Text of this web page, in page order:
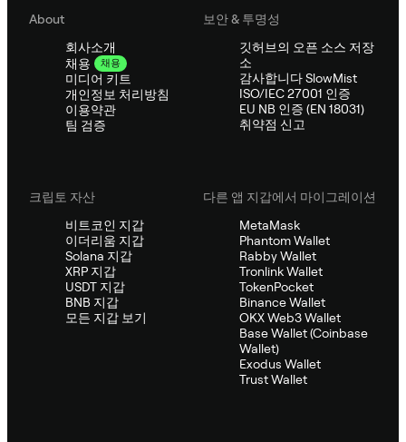
About
회사소개
채용
채용
미디어 키트
개인정보 처리방침
이용약관
팀 검증
보안 & 투명성
깃허브의 오픈 소스 저장
소
감사합니다 SlowMist
ISO/IEC 27001 인증
EU NB 인증 (EN 18031)
취약점 신고
크립토 자산
비트코인 지갑
이더리움 지갑
Solana 지갑
XRP 지갑
USDT 지갑
BNB 지갑
모든 지갑 보기
다른 앱 지갑에서 마이그레이션
MetaMask
Phantom Wallet
Rabby Wallet
Tronlink Wallet
TokenPocket
Binance Wallet
OKX Web3 Wallet
Base Wallet (Coinbase
Wallet)
Exodus Wallet
Trust Wallet